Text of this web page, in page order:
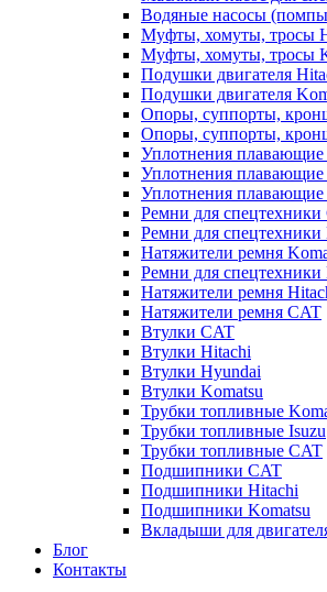
Водяные насосы
Муфты, хомуты, тросы
Муфты, хомуты, тросы
Подушки двигателя
Подушки двигателя
Опоры, суппорты,
Опоры, суппорты,
Уплотнения плавающие
Уплотнения плавающие
Уплотнения
Ремни для спецтехники
Ремни для спецтехники
Натяжители ремня
Ремни для спецтехники
Натяжители ремня
Натяжители ремня CAT
Втулки CAT
Втулки Hitachi
Втулки Hyundai
Втулки Komatsu
Трубки топливные
Трубки топливные Isuzu
Трубки топливные CAT
Подшипники CAT
Подшипники Hitachi
Подшипники Komatsu
Вкладыши для
Блог
Контакты